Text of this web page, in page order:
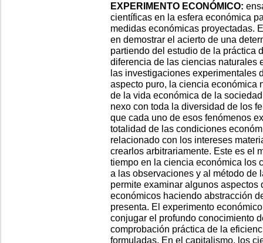
EXPERIMENTO ECONÓMICO:
científicas en la esfera económica
medidas económicas proyectadas.
en demostrar el acierto de una
partiendo del estudio de la práctica
diferencia de las ciencias naturales
las investigaciones experimentales
aspecto puro, la ciencia económica
de la vida económica de la
nexo con toda la diversidad de los
que cada uno de esos fenómenos
totalidad de las condiciones
relacionado con los intereses
crearlos arbitrariamente. Este es el
tiempo en la ciencia económica los
a las observaciones y al método de
permite examinar algunos aspectos
económicos haciendo abstracción
presenta. El experimento
conjugar el profundo conocimiento
comprobación práctica de la
formuladas. En el capitalismo, los